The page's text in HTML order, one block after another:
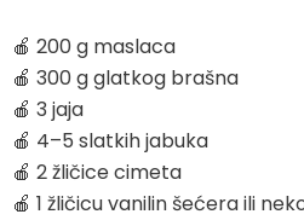
🍎 200 g maslaca
🍎 300 g glatkog brašna
🍎 3 jaja
🍎 4–5 slatkih jabuka
🍎 2 žličice cimeta
🍎 1 žličicu vanilin šećera ili